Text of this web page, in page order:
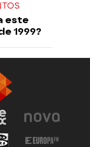
este
1999?